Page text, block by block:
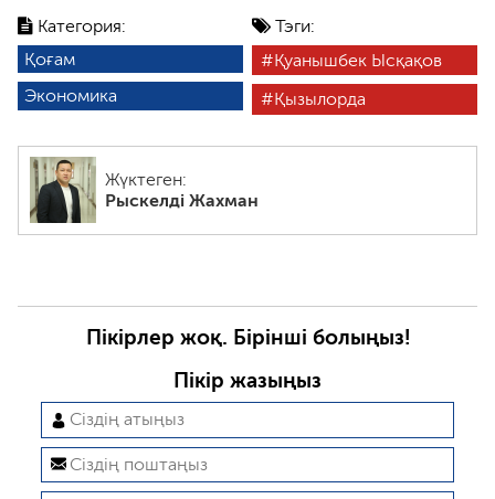
Категория:
Қоғам
Экономика
Тэги:
Қуанышбек Ысқақов
Қызылорда
Жүктеген:
Рыскелді Жахман
Пікірлер жоқ. Бірінші болыңыз!
Пікір жазыңыз